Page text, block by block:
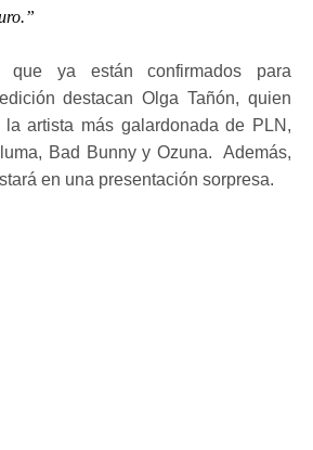
que ya están confirmados para
destacan Olga Tañón, quien
artista más galardonada de PLN,
Bad Bunny y Ozuna. Además,
en una presentación sorpresa.